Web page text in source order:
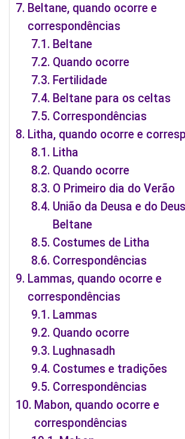
Beltane, quando ocorre e
correspondências
Beltane
Quando ocorre
Fertilidade
Beltane para os celtas
Correspondências
Litha, quando ocorre e
Litha
Quando ocorre
O Primeiro dia do Verão
União da Deusa e do
Beltane
Costumes de Litha
Correspondências
Lammas, quando ocorre e
correspondências
Lammas
Quando ocorre
Lughnasadh
Costumes e tradições
Correspondências
Mabon, quando ocorre e
correspondências